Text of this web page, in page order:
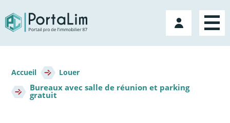
directement
au
contenu
Mon
compte
d'Ariane
Accueil Louer
Bureaux avec salle de réunion et parking
gratuit